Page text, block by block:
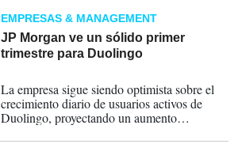
oportunidades disponibles en el sector.
EMPRESAS & MANAGEMENT
JP Morgan ve un sólido primer
trimestre para Duolingo
La empresa sigue siendo optimista sobre el
crecimiento diario de usuarios activos de
Duolingo, proyectando un aumento